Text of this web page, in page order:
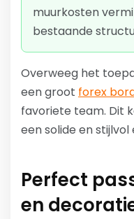
muurkosten
bestaande
Overweeg het
een groot forex
favoriete team. Dit
een solide en
Perfect
en